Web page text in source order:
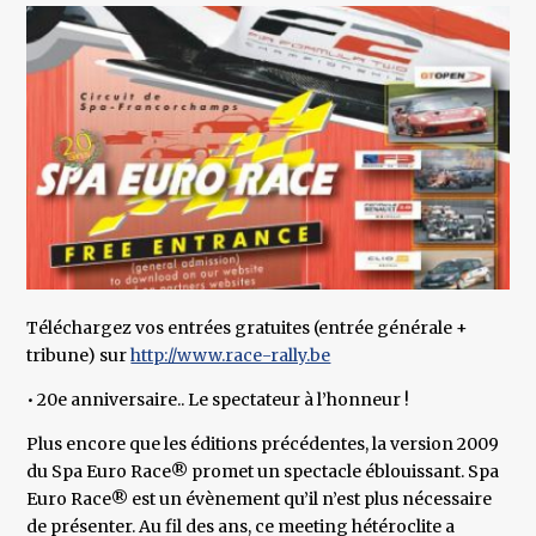
Téléchargez vos entrées gratuites (entrée générale +
tribune) surhttp://www.race-rally.be
• 20e anniversaire.. Le spectateur à l’honneur !
Plus encore que les éditions précédentes, la version 2009
du Spa Euro Race® promet un spectacle éblouissant. Spa
Euro Race® est un évènement qu’il n’est plus nécessaire
de présenter. Au fil des ans, ce meeting hétéroclite a